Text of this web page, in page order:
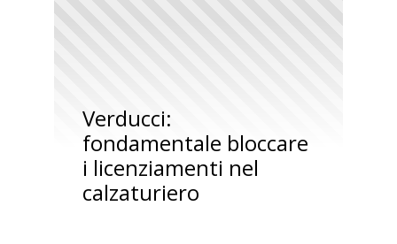
Verducci:
fondamentale bloccare
i licenziamenti nel
calzaturiero